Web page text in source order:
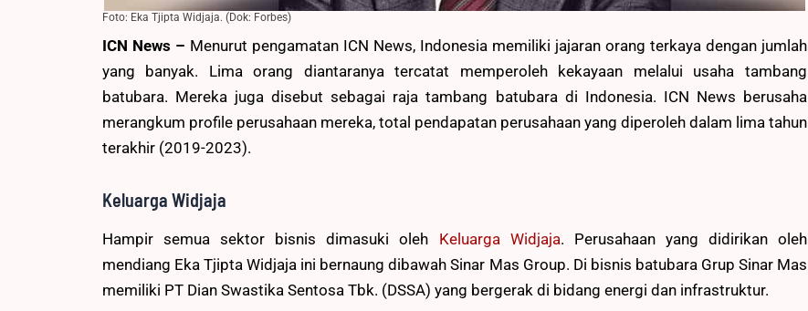
Foto: Eka Tjipta Widjaja. (Dok: Forbes)
ICN News – Menurut pengamatan ICN News, Indonesia memiliki jajaran orang terkaya dengan jumlah
yang banyak. Lima orang diantaranya tercatat memperoleh kekayaan melalui usaha tambang
batubara. Mereka juga disebut sebagai raja tambang batubara di Indonesia. ICN News berusaha
merangkum profile perusahaan mereka, total pendapatan perusahaan yang diperoleh dalam lima tahun
terakhir (2019-2023).
Keluarga Widjaja
Hampir semua sektor bisnis dimasuki oleh Keluarga Widjaja. Perusahaan yang didirikan oleh
mendiang Eka Tjipta Widjaja ini bernaung dibawah Sinar Mas Group. Di bisnis batubara Grup Sinar Mas
memiliki PT Dian Swastika Sentosa Tbk. (DSSA) yang bergerak di bidang energi dan infrastruktur.